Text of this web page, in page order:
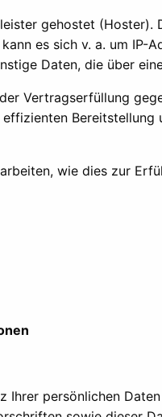
gehostet
es sich v. a. um
Daten, die über
Vertragserfüllung
wie dies zur
Ihrer persönlichen